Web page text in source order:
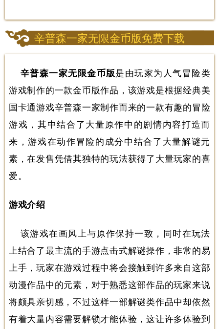
辛普森一家无限金币版免费下载
辛普森一家无限金币版是由玩家为人气冒险类
游戏制作的一款金币版作品，该游戏是根据经典美
国卡通游戏辛普森一家制作而来的一款有趣的冒险
游戏，其中结合了大量原作中的剧情内容打造而
来，游戏在动作冒险的成分中结合了大量解谜元
素，在发售凭借其独特的玩法获得了大量玩家的喜
爱。
游戏介绍
该游戏在画风上与原作保持一致，同时在玩法
上结合了最主流的手游点击式解谜操作，非常的易
上手，玩家在游戏过程中将会接触到许多来自这部
动漫作品中的元素，对于熟悉这部作品的玩家来说
将颇具亲切感，不过这样一部解谜类作品中却依然
有着大量内容需要解锁才能体验，这让许多体验到